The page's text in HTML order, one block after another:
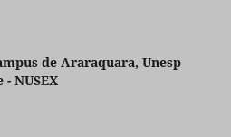
de Araraquara, Unesp
NUSEX